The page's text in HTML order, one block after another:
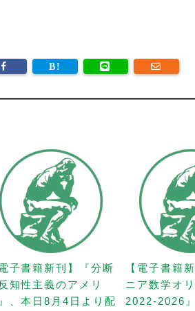
電子書籍新刊】『分断
知性主義のアメリ
、本日8月4日より配
【電子書籍
ニア数学オ
2022-2026